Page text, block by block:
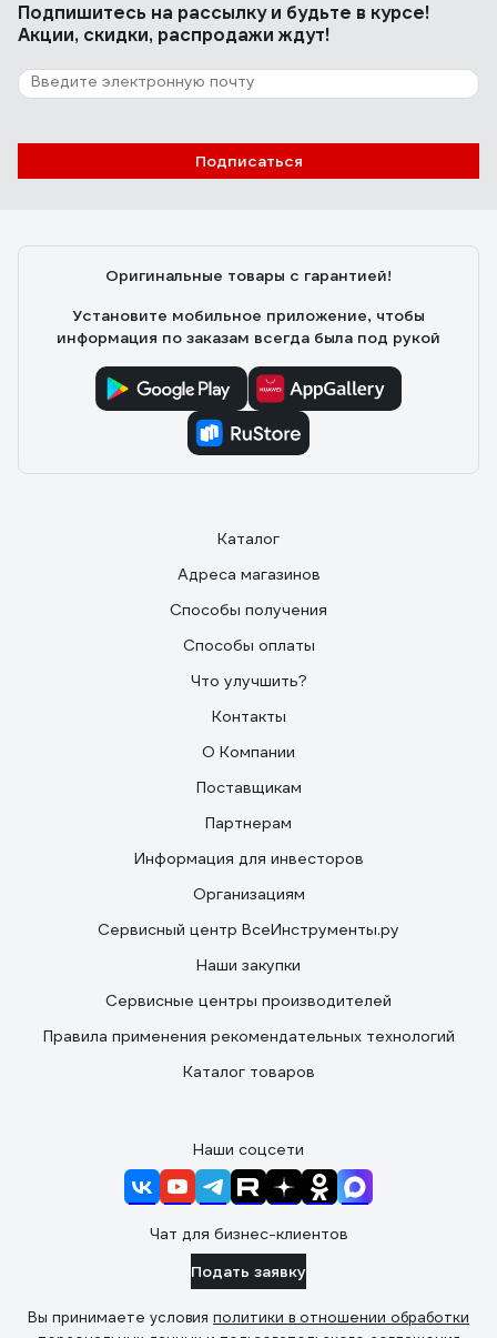
Подпишитесь на рассылкуи будьте в курсе!
Акции, скидки, распродажи ждут!
Подписаться
Оригинальные товары с гарантией!
Установите мобильное приложение, чтобы
информация по заказам всегда была под рукой
Каталог
Адреса магазинов
Способы получения
Способы оплаты
Что улучшить?
Контакты
О Компании
Поставщикам
Партнерам
Информация для инвесторов
Организациям
Сервисный центр ВсеИнструменты.ру
Наши закупки
Сервисные центры производителей
Правила применения рекомендательных технологий
Каталог товаров
Наши соцсети
Чат для бизнес-клиентов
Подать заявку
Вы принимаете условия политики в отношении обработки